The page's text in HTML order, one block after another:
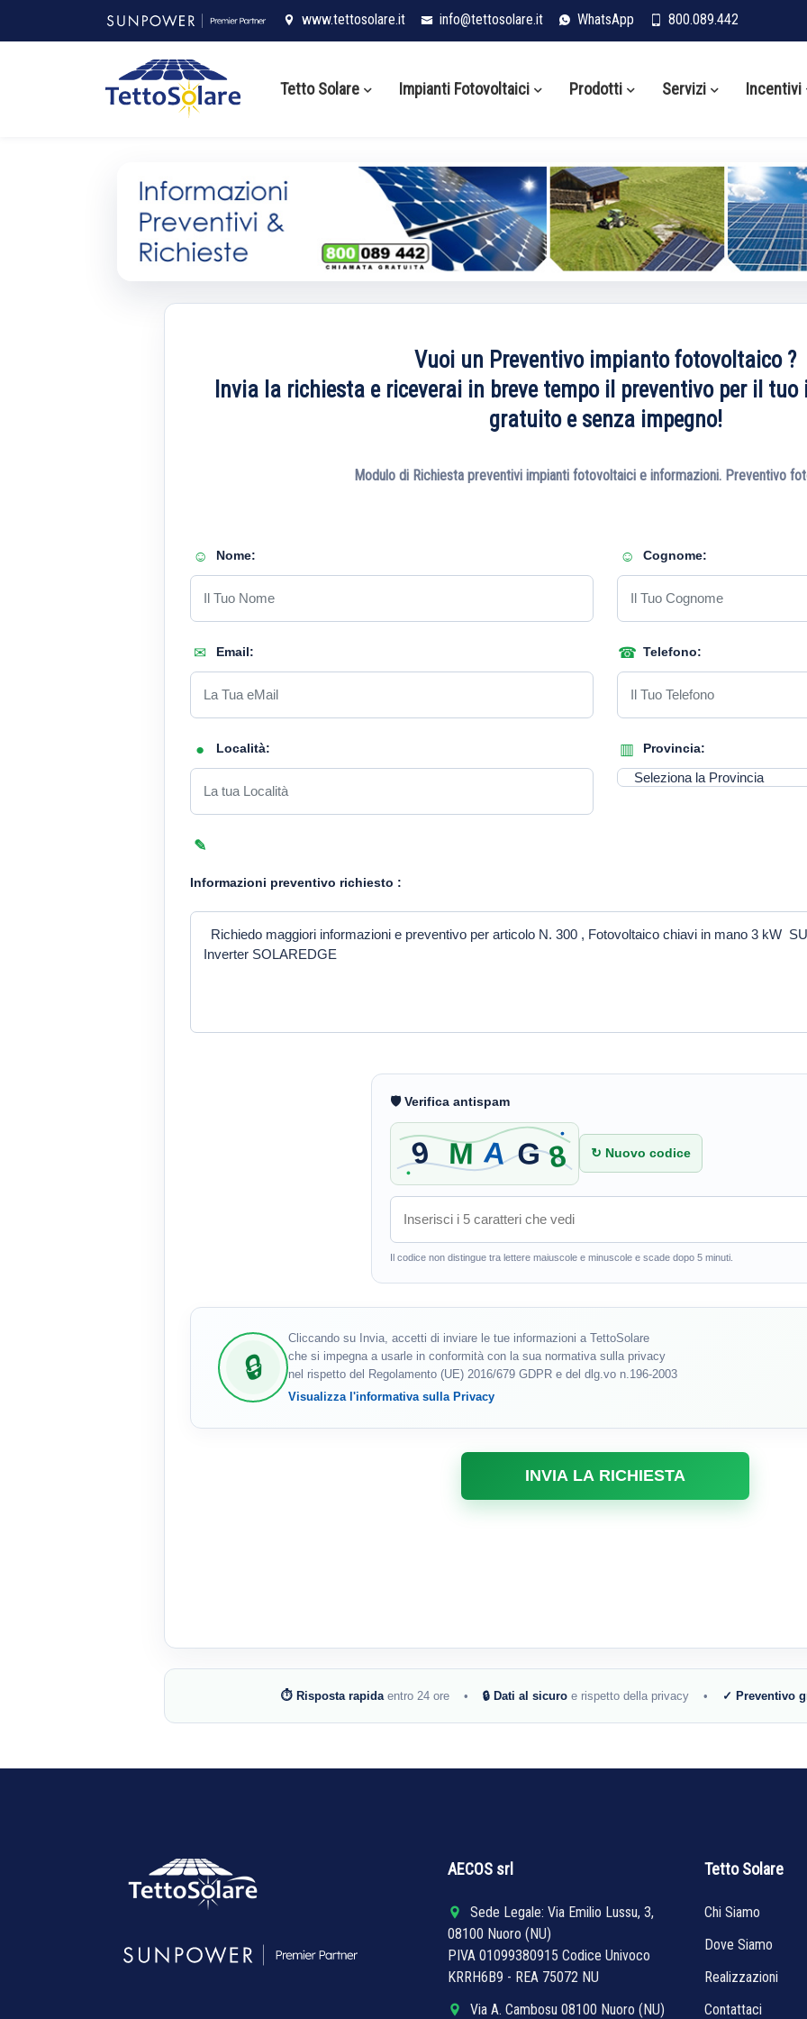
www.tettosolare.it info@tettosolare.it WhatsApp 800.089.442
Tetto Solare Impianti Fotovoltaici Prodotti Servizi Incentivi
Vuoi un Preventivo impianto fotovoltaico ?
Invia la richiesta e riceverai in breve tempo il preventivo per il
gratuito e senza impegno!
Modulo di Richiesta preventivi impianti fotovoltaici e informazioni. Preventivo
Nome: Cognome:
Email: Telefono:
Località: Provincia:
Informazioni preventivo richiesto :
🛡 Verifica antispam
↻ Nuovo codice
Il codice non distingue tra lettere maiuscole e minuscole e scade dopo 5 minuti.
Cliccando su Invia, accetti di inviare le tue informazioni a TettoSolare
che si impegna a usarle in conformità con la sua normativa sulla privacy
nel rispetto del Regolamento (UE) 2016/679 GDPR e del dlg.vo n.196-2003
Visualizza l'informativa sulla Privacy
⏱ Risposta rapidaentro 24 ore • 🔒 Dati al sicuroe rispetto della privacy • ✓ Preventivo
AECOS srl
Sede Legale: Via Emilio Lussu, 3,
08100 Nuoro (NU)
PIVA 01099380915 Codice Univoco
KRRH6B9 - REA 75072 NU
Via A. Cambosu 08100 Nuoro (NU)
Tetto Solare
Chi Siamo
Dove Siamo
Realizzazioni
Contattaci